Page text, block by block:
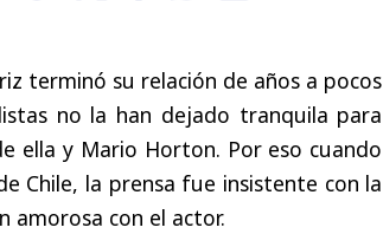
terminó su relación de años a pocos
no la han dejado tranquila para
ella y Mario Horton. Por eso cuando
Chile, la prensa fue insistente con la
amorosa con el actor.